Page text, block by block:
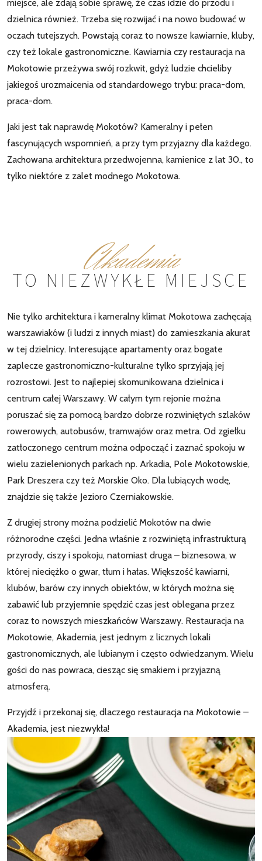
miejsce, ale zdają sobie sprawę, że czas idzie do przodu i
dzielnica również. Trzeba się rozwijać i na nowo budować w
oczach tutejszych. Powstają coraz to nowsze kawiarnie, kluby,
czy też lokale gastronomiczne. Kawiarnia czy restauracja na
Mokotowie przeżywa swój rozkwit, gdyż ludzie chcieliby
jakiegoś urozmaicenia od standardowego trybu: praca-dom,
praca-dom.
Jaki jest tak naprawdę Mokotów? Kameralny i pełen
fascynujących wspomnień, a przy tym przyjazny dla każdego.
Zachowana architektura przedwojenna, kamienice z lat 30., to
tylko niektóre z zalet modnego Mokotowa.
Akademia
TO NIEZWYKŁE MIEJSCE
Nie tylko architektura i kameralny klimat Mokotowa zachęcają
warszawiaków (i ludzi z innych miast) do zamieszkania akurat
w tej dzielnicy. Interesujące apartamenty oraz bogate
zaplecze gastronomiczno-kulturalne tylko sprzyjają jej
rozrostowi. Jest to najlepiej skomunikowana dzielnica i
centrum całej Warszawy. W całym tym rejonie można
poruszać się za pomocą bardzo dobrze rozwiniętych szlaków
rowerowych, autobusów, tramwajów oraz metra. Od zgiełku
zatłoczonego centrum można odpocząć i zaznać spokoju w
wielu zazielenionych parkach np. Arkadia, Pole Mokotowskie,
Park Dreszera czy też Morskie Oko. Dla lubiących wodę,
znajdzie się także Jezioro Czerniakowskie.
Z drugiej strony można podzielić Mokotów na dwie
różnorodne części. Jedna właśnie z rozwiniętą infrastrukturą
przyrody, ciszy i spokoju, natomiast druga – biznesowa, w
której nieciężko o gwar, tłum i hałas. Większość kawiarni,
klubów, barów czy innych obiektów, w których można się
zabawić lub przyjemnie spędzić czas jest oblegana przez
coraz to nowszych mieszkańców Warszawy. Restauracja na
Mokotowie, Akademia, jest jednym z licznych lokali
gastronomicznych, ale lubianym i często odwiedzanym. Wielu
gości do nas powraca, ciesząc się smakiem i przyjazną
atmosferą.
Przyjdź i przekonaj się, dlaczego restauracja na Mokotowie –
Akademia, jest niezwykła!